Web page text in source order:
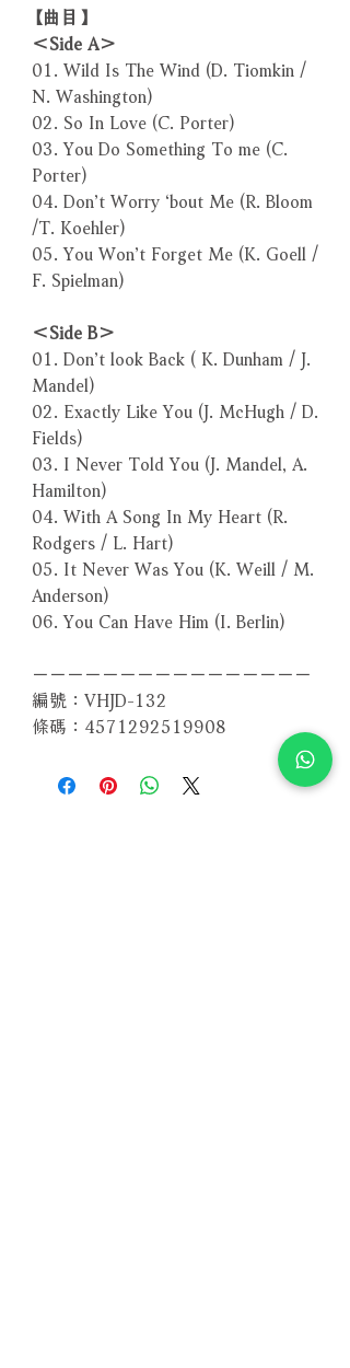
【曲目】
＜Side A＞
01. Wild Is The Wind (D. Tiomkin /
N. Washington)
02. So In Love (C. Porter)
03. You Do Something To me (C.
Porter)
04. Don’t Worry ‘bout Me (R. Bloom
/T. Koehler)
05. You Won’t Forget Me (K. Goell /
F. Spielman)
＜Side B＞
01. Don’t look Back ( K. Dunham / J.
Mandel)
02. Exactly Like You (J. McHugh / D.
Fields)
03. I Never Told You (J. Mandel, A.
Hamilton)
04. With A Song In My Heart (R.
Rodgers / L. Hart)
05. It Never Was You (K. Weill / M.
Anderson)
06. You Can Have Him (I. Berlin)
－－－－－－－－－－－－－－－－
編號：VHJD-132
條碼：4571292519908